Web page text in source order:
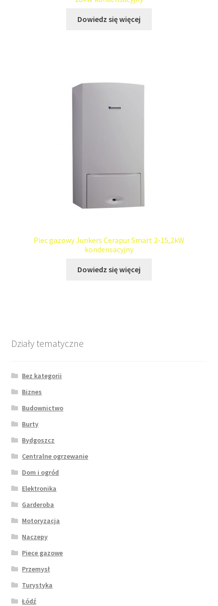
Dowiedz się więcej
Piec gazowy Junkers Cerapur Smart 2-15,2kW
kondensacyjny
Dowiedz się więcej
Działy tematyczne
Bez kategorii
Biznes
Budownictwo
Burty
Bydgoszcz
Centralne ogrzewanie
Dom i ogród
Elektronika
Garderoba
Motoryzacja
Naczepy
Piece gazowe
Przemysł
Turystyka
Łódź